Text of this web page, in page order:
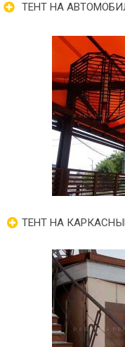
ТЕНТ НА
ТЕНТ НА